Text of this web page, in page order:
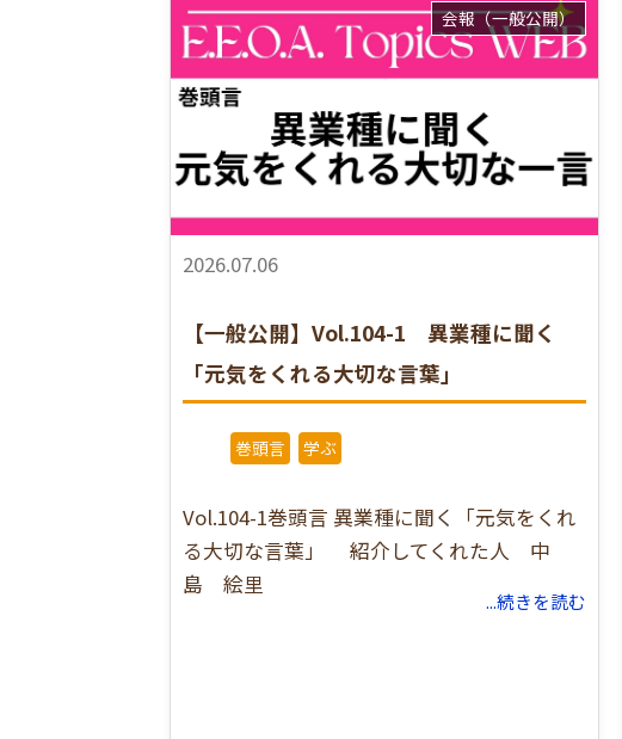
2026.07.06
【一般公開】Vol.104-1 異業種に聞く
「元気をくれる大切な言葉」
会報（一般公開）
巻頭言 学ぶ
Vol.104-1巻頭言 異業種に聞く「元気をくれ
る大切な言葉」 紹介してくれた人 中
島 絵里
...続きを読む